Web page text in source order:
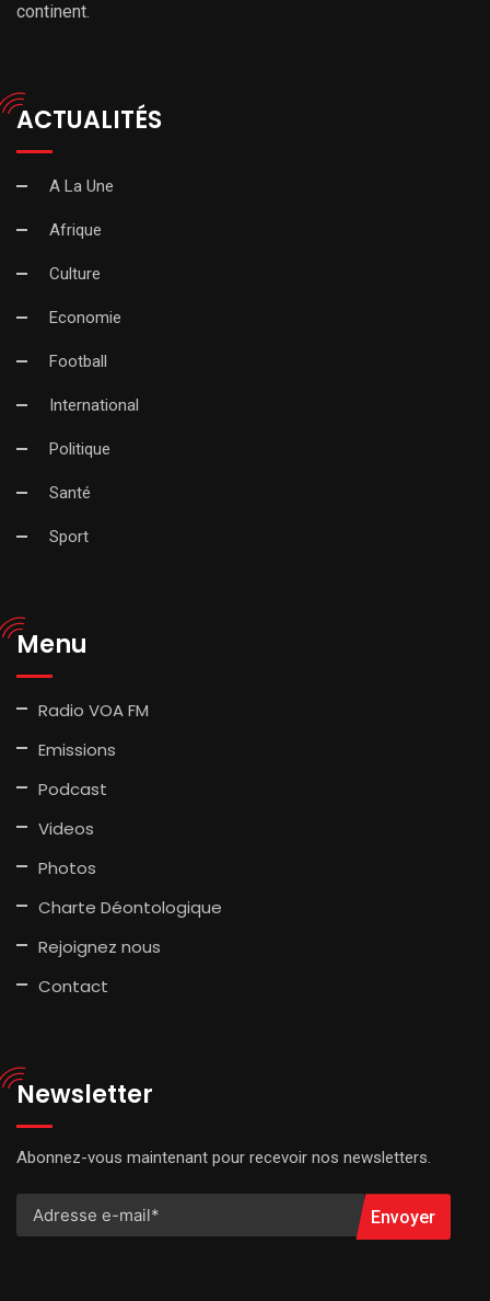
continent.
ACTUALITÉS
A La Une
Afrique
Culture
Economie
Football
International
Politique
Santé
Sport
Menu
Radio VOA FM
Emissions
Podcast
Videos
Photos
Charte Déontologique
Rejoignez nous
Contact
Newsletter
Abonnez-vous maintenant pour recevoir nos newsletters.
Envoyer